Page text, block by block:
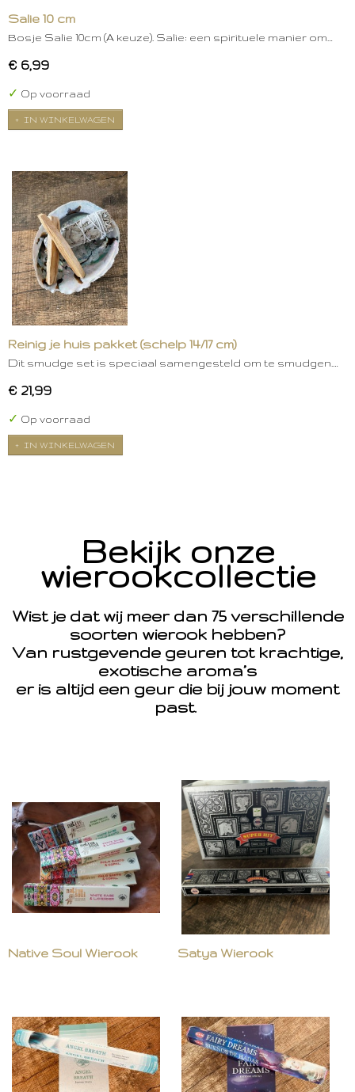
Salie 10 cm
Bosje Salie 10cm (A keuze). Salie: een spirituele manier om…
€ 6,99
✓ Op voorraad
IN WINKELWAGEN
Reinig je huis pakket (schelp 14/17 cm)
Dit smudge set is speciaal samengesteld om te smudgen.…
€ 21,99
✓ Op voorraad
IN WINKELWAGEN
Bekijk onze
wierookcollectie
Wist je dat wij meer dan 75 verschillende
soorten wierook hebben?
Van rustgevende geuren tot krachtige,
exotische aroma’s
er is altijd een geur die bij jouw moment
past.
Native Soul Wierook Satya Wierook